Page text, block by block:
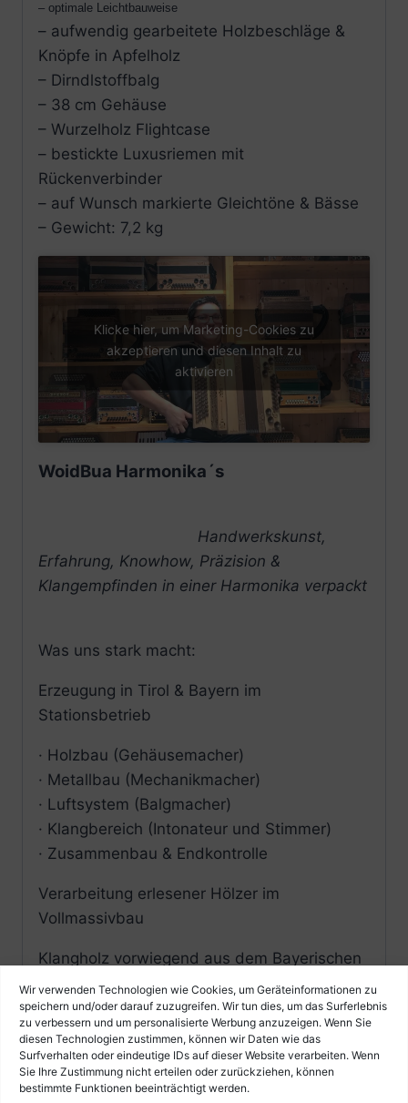
Wir verwenden Technologien wie Cookies, um Geräteinformationen zu
speichern und/oder darauf zuzugreifen. Wir tun dies, um das Surferlebnis
zu verbessern und um personalisierte Werbung anzuzeigen. Wenn Sie
diesen Technologien zustimmen, können wir Daten wie das
Surfverhalten oder eindeutige IDs auf dieser Website verarbeiten. Wenn
Sie Ihre Zustimmung nicht erteilen oder zurückziehen, können
bestimmte Funktionen beeinträchtigt werden.
– optimale Leichtbauweise
– aufwendig gearbeitete Holzbeschläge &
Knöpfe in Apfelholz
– Dirndlstoffbalg
– 38 cm Gehäuse
– Wurzelholz Flightcase
– bestickte Luxusriemen mit
Rückenverbinder
– auf Wunsch markierte Gleichtöne & Bässe
– Gewicht: 7,2 kg
Klicke hier, um Marketing-Cookies zu
akzeptieren und diesen Inhalt zu
aktivieren
WoidBua Harmonika´s
Handwerkskunst,
Erfahrung, Knowhow, Präzision &
Klangempfinden in einer Harmonika verpackt
Was uns stark macht:
Erzeugung in Tirol & Bayern im
Stationsbetrieb
· Holzbau (Gehäusemacher)
· Metallbau (Mechanikmacher)
· Luftsystem (Balgmacher)
· Klangbereich (Intonateur und Stimmer)
· Zusammenbau & Endkontrolle
Verarbeitung erlesener Hölzer im
Vollmassivbau
Klangholz vorwiegend aus dem Bayerischen
Wald, Tirol & bei Bedarf aus Zentraleuropa,
abgelagert in Lufttrocknung – keine
Trockenkammer Hölzer
Verarbeitung in Leichtbauweise – keine ist
so federleicht, wie unsere!